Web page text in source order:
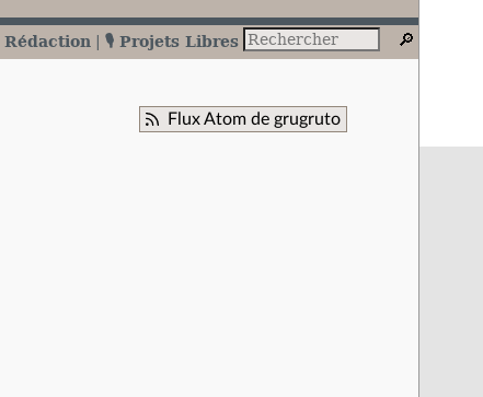
Rédaction 🎙️ Projets Libres
Flux Atom de grugruto